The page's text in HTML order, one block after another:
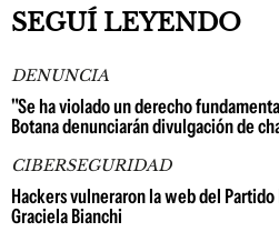
SEGUÍ LEYENDO
DENUNCIA
"Se ha violado un derecho
Botana denunciarán divulgación de
CIBERSEGURIDAD
Hackers vulneraron la web del
Graciela Bianchi